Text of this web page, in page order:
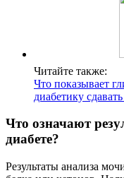
Читайте также:
Что показывает
диабетику
Что означают
диабете?
Результаты анализа